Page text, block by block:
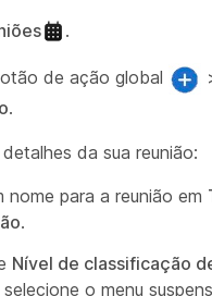
.
de ação global
.
da sua reunião:
nome para a reunião em
.
Nível de classificação
selecione o menu